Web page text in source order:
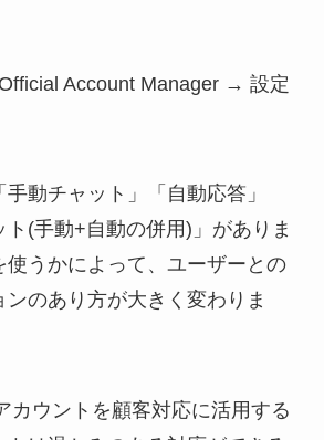
Account Manager → 設定
動チャット」「自動応答」
ト(手動+自動の併用)」がありま
使うかによって、ユーザーとの
ンのあり方が大きく変わりま
カウントを顧客対応に活用する